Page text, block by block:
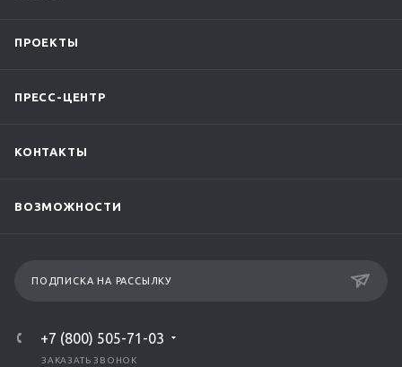
ПРОЕКТЫ
ПРЕСС-ЦЕНТР
КОНТАКТЫ
ВОЗМОЖНОСТИ
ПОДПИСКА НА РАССЫЛКУ
+7 (800) 505-71-03
ЗАКАЗАТЬ ЗВОНОК